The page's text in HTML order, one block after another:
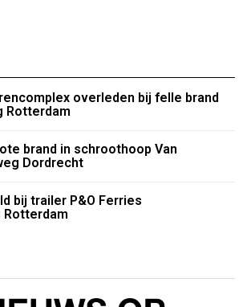
overleden bij felle brand
Rotterdam
brand in schroothoop Van
Dordrecht
bij trailer P&O Ferries
Rotterdam